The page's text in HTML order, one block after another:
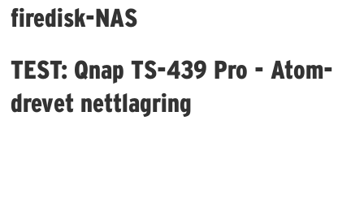
firedisk-NAS
TEST: Qnap TS-439 Pro - Atom-
drevet nettlagring